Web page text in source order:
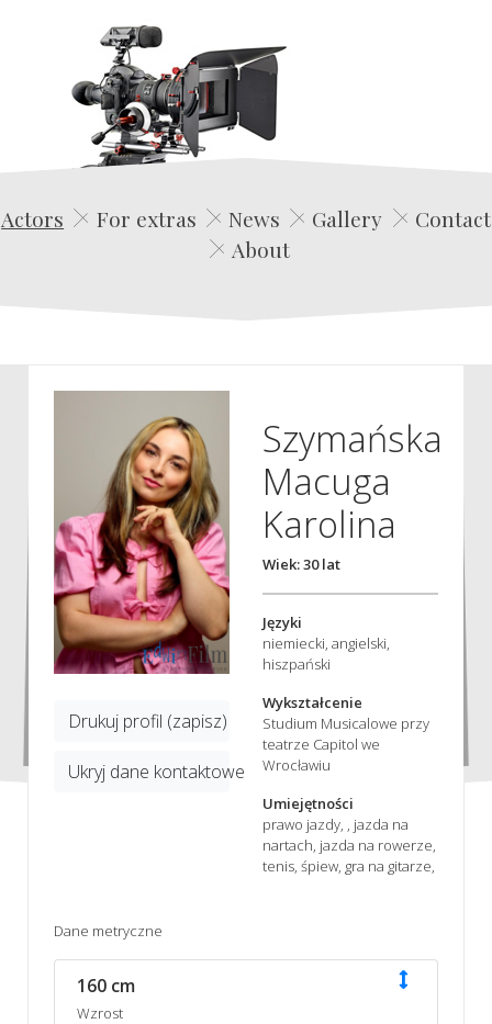
Edwin Film Agencja Aktorska
Actors For extras News Gallery
Contact
About
Drukuj profil (zapisz)
Ukryj dane kontaktowe
Szymańska
Macuga
Karolina
Wiek: 30 lat
Języki
niemiecki, angielski,
hiszpański
Wykształcenie
Studium Musicalowe przy
teatrze Capitol we
Wrocławiu
Umiejętności
prawo jazdy, , jazda na
nartach, jazda na rowerze,
tenis, śpiew, gra na gitarze,
Dane metryczne
160 cm
Wzrost